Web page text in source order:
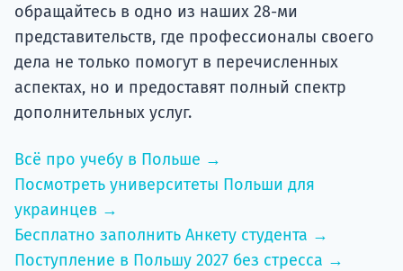
обращайтесь в одно из наших 28-ми
представительств, где профессионалы своего
дела не только помогут в перечисленных
аспектах, но и предоставят полный спектр
дополнительных услуг.
Всё про учебу в Польше →
Посмотреть университеты Польши для
украинцев →
Бесплатно заполнить Анкету студента →
Поступление в Польшу 2027 без стресса →